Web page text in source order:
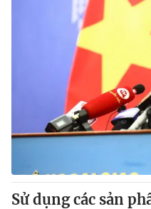
Chất lượng cuộc sống
Học trực tuyến
Công nghệ
Hitech Công nghệ tương
Thị trường
Tư vấn
Giao lưu trực tuyến
Lịch phát sóng
Emagazine
Sử dụng các sản